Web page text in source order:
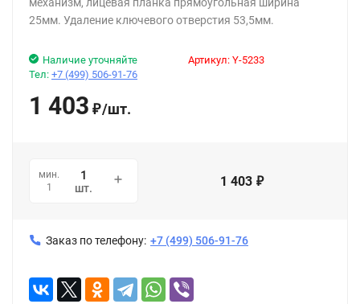
25мм. Удаление ключевого отверстия 53,5мм.
Артикул: Y-5233
Наличие уточняйте
Тел: +7 (499) 506-91-76
1 403 ₽/шт.
мин.
1
шт. 1 403 ₽
Заказ по телефону: +7 (499) 506-91-76